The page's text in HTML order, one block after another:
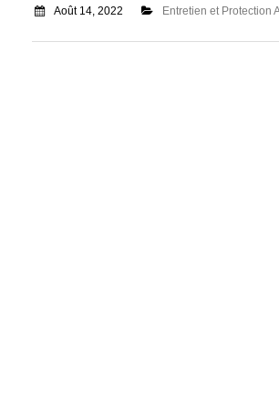
Août 14, 2022 Entretien et Protection